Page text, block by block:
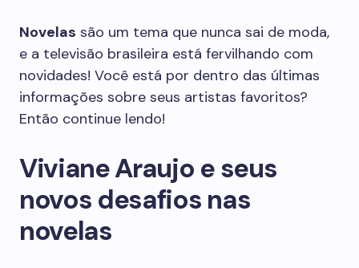
Novelas são um tema que nunca sai de moda,
e a televisão brasileira está fervilhando com
novidades! Você está por dentro das últimas
informações sobre seus artistas favoritos?
Então continue lendo!
Viviane Araujo e seus
novos desafios nas
novelas